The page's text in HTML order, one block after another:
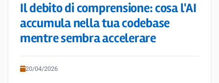
Il debito di comprensione: cosa l'AI
accumula nella tua codebase
mentre sembra accelerare
20/04/2026